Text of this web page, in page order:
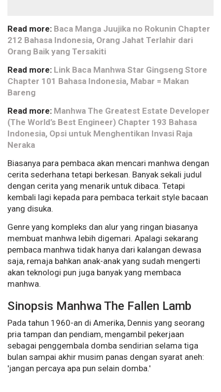
Read more: Baca Manga Juujika no Rokunin Chapter
212 Bahasa Indonesia, Orang Jahat Terlahir dari
Orang Baik yang Tersakiti
Read more: Link Baca Manhwa Star Gingseng Store
Chapter 101 Bahasa Indonesia, Mabar = Makan
Bareng
Read more: Manhwa The Greatest Estate Developer
(The World’s Best Engineer) Chapter 193 Bahasa
Indonesia, Opsi untuk Menghentikan Invasi Raja
Neraka
Biasanya para pembaca akan mencari manhwa dengan
cerita sederhana tetapi berkesan. Banyak sekali judul
dengan cerita yang menarik untuk dibaca. Tetapi
kembali lagi kepada para pembaca terkait style bacaan
yang disuka.
Genre yang kompleks dan alur yang ringan biasanya
membuat manhwa lebih digemari. Apalagi sekarang
pembaca manhwa tidak hanya dari kalangan dewasa
saja, remaja bahkan anak-anak yang sudah mengerti
akan teknologi pun juga banyak yang membaca
manhwa.
Sinopsis Manhwa The Fallen Lamb
Pada tahun 1960-an di Amerika, Dennis yang seorang
pria tampan dan pendiam, mengambil pekerjaan
sebagai penggembala domba sendirian selama tiga
bulan sampai akhir musim panas dengan syarat aneh:
'jangan percaya apa pun selain domba.'